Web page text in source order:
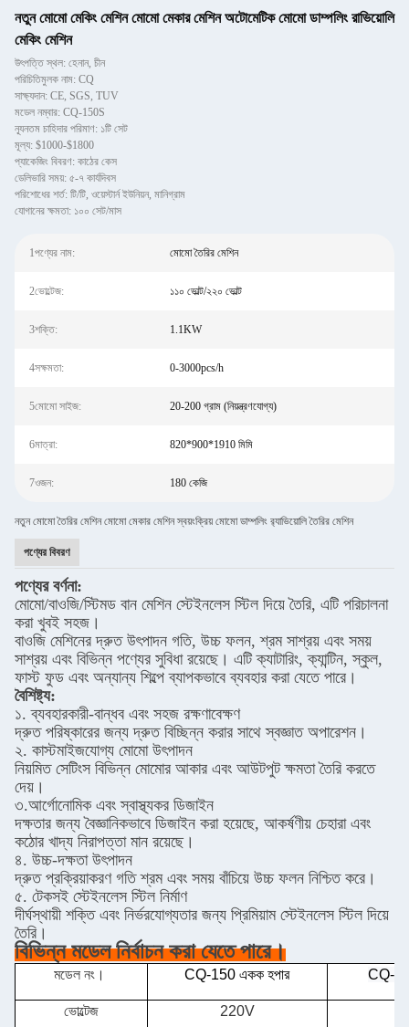
নতুন মোমো মেকিং মেশিন মোমো মেকার মেশিন অটোমেটিক মোমো ডাম্পলিং রাভিয়োলি
মেকিং মেশিন
উৎপত্তি স্থল: হেনান, চীন
পরিচিতিমুলক নাম: CQ
সাক্ষ্যদান: CE, SGS, TUV
মডেল নম্বার: CQ-150S
ন্যূনতম চাহিদার পরিমাণ: ১টি সেট
মূল্য: $1000-$1800
প্যাকেজিং বিবরণ: কাঠের কেস
ডেলিভারি সময়: ৫-৭ কার্যদিবস
পরিশোধের শর্ত: টি/টি, ওয়েস্টার্ন ইউনিয়ন, মানিগ্রাম
যোগানের ক্ষমতা: ১০০ সেট/মাস
1পণ্যের নাম: মোমো তৈরির মেশিন
2ভোল্টেজ: ১১০ ভোল্ট/২২০ ভোল্ট
3শক্তি: 1.1KW
4সক্ষমতা: 0-3000pcs/h
5মোমো সাইজ: 20-200 গ্রাম (নিয়ন্ত্রণযোগ্য)
6মাত্রা: 820*900*1910 মিমি
7ওজন: 180 কেজি
নতুন মোমো তৈরির মেশিন মোমো মেকার মেশিন স্বয়ংক্রিয় মোমো ডাম্পলিং র‍্যাভিয়োলি তৈরির মেশিন
পণ্যের বিবরণ
পণ্যের বর্ণনা:
মোমো/বাওজি/স্টিমড বান মেশিন স্টেইনলেস স্টিল দিয়ে তৈরি, এটি পরিচালনা
করা খুবই সহজ।
বাওজি মেশিনের দ্রুত উৎপাদন গতি, উচ্চ ফলন, শ্রম সাশ্রয় এবং সময়
সাশ্রয় এবং বিভিন্ন পণ্যের সুবিধা রয়েছে। এটি ক্যাটারিং, ক্যান্টিন, স্কুল,
ফাস্ট ফুড এবং অন্যান্য শিল্পে ব্যাপকভাবে ব্যবহার করা যেতে পারে।
বৈশিষ্ট্য:
১. ব্যবহারকারী-বান্ধব এবং সহজ রক্ষণাবেক্ষণ
দ্রুত পরিষ্কারের জন্য দ্রুত বিচ্ছিন্ন করার সাথে স্বজ্ঞাত অপারেশন।
২. কাস্টমাইজযোগ্য মোমো উৎপাদন
নিয়মিত সেটিংস বিভিন্ন মোমোর আকার এবং আউটপুট ক্ষমতা তৈরি করতে
দেয়।
৩.আর্গোনোমিক এবং স্বাস্থ্যকর ডিজাইন
দক্ষতার জন্য বৈজ্ঞানিকভাবে ডিজাইন করা হয়েছে, আকর্ষণীয় চেহারা এবং
কঠোর খাদ্য নিরাপত্তা মান রয়েছে।
৪. উচ্চ-দক্ষতা উৎপাদন
দ্রুত প্রক্রিয়াকরণ গতি শ্রম এবং সময় বাঁচিয়ে উচ্চ ফলন নিশ্চিত করে।
৫. টেকসই স্টেইনলেস স্টিল নির্মাণ
দীর্ঘস্থায়ী শক্তি এবং নির্ভরযোগ্যতার জন্য প্রিমিয়াম স্টেইনলেস স্টিল দিয়ে
তৈরি।
বিভিন্ন মডেল নির্বাচন করা যেতে পারে।
মডেল নং। CQ-150 একক হপার CQ-
ভোল্টেজ 220V